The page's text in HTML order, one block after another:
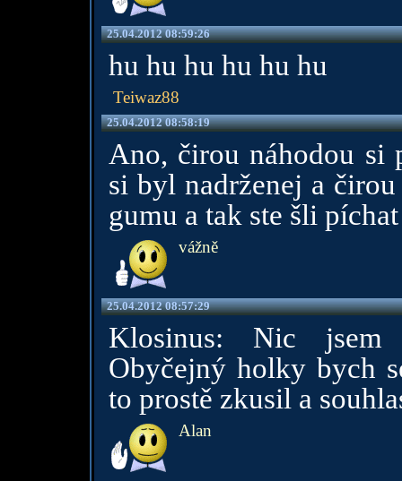
25.04.2012 08:59:26
hu hu hu hu hu hu
Teiwaz88
25.04.2012 08:58:19
Ano, čirou náhodou si
si byl nadrženej a
gumu a tak ste šli
vážně
25.04.2012 08:57:29
Klosinus: Nic jsem
Obyčejný holky bych
to prostě zkusil a
Alan